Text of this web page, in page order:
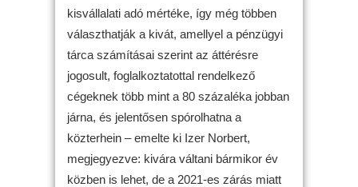
kisvállalati adó mértéke, így még többen
választhatják a kivát, amellyel a pénzügyi
tárca számításai szerint az áttérésre
jogosult, foglalkoztatottal rendelkező
cégeknek több mint a 80 százaléka jobban
járna, és jelentősen spórolhatna a
közterhein – emelte ki Izer Norbert,
megjegyezve: kivára váltani bármikor év
közben is lehet, de a 2021-es zárás miatt